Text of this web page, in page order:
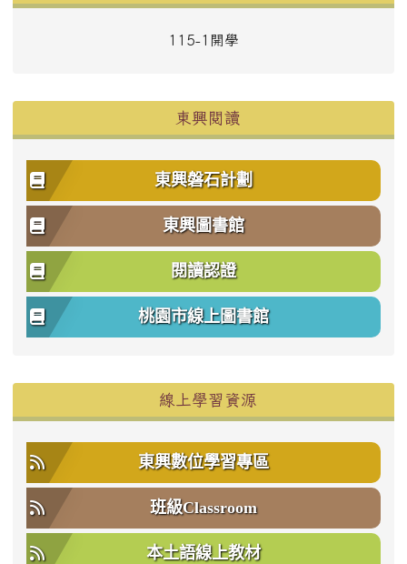
115-1開學
東興閱讀
東興磐石計劃
東興圖書館
閱讀認證
桃園市線上圖書館
線上學習資源
東興數位學習專區
班級Classroom
本土語線上教材